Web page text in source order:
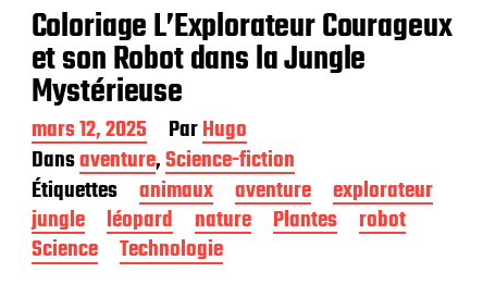
Coloriage L’Explorateur Courageux
et son Robot dans la Jungle
Mystérieuse
D
a
t
e
d
e
p
mars 12, 2025 ParHugo
Dansaventure,Science-fiction
Étiquettes
animaux aventure
explorateur
jungle
léopard nature Plantes
robot
Science
Technologie